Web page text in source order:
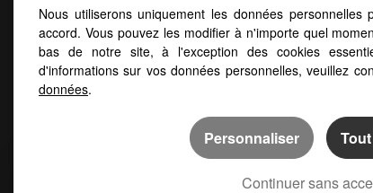
notre site s'adapte automatiquement aux
Nous utiliserons uniquement les données
accord. Vous pouvez les modifier à n'importe quel
bas de notre site, à l'exception des cookies
d'informations sur vos données personnelles, veuillez
données.
Personnaliser
Continuer sans